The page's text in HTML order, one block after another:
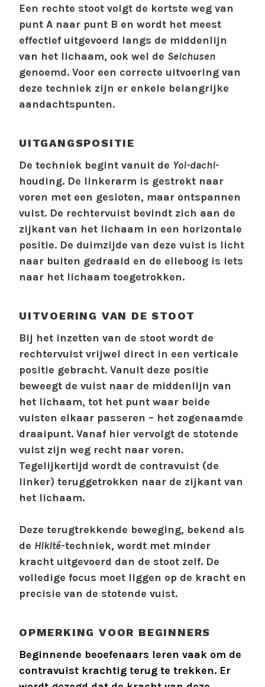
Een rechte stoot volgt de kortste weg van
punt A naar punt B en wordt het meest
effectief uitgevoerd langs de middenlijn
van het lichaam, ook wel de Seichusen
genoemd. Voor een correcte uitvoering van
deze techniek zijn er enkele belangrijke
aandachtspunten.
UITGANGSPOSITIE
De techniek begint vanuit de Yoi-dachi-
houding. De linkerarm is gestrekt naar
voren met een gesloten, maar ontspannen
vuist. De rechtervuist bevindt zich aan de
zijkant van het lichaam in een horizontale
positie. De duimzijde van deze vuist is licht
naar buiten gedraaid en de elleboog is iets
naar het lichaam toegetrokken.
UITVOERING VAN DE STOOT
Bij het inzetten van de stoot wordt de
rechtervuist vrijwel direct in een verticale
positie gebracht. Vanuit deze positie
beweegt de vuist naar de middenlijn van
het lichaam, tot het punt waar beide
vuisten elkaar passeren – het zogenaamde
draaipunt. Vanaf hier vervolgt de stotende
vuist zijn weg recht naar voren.
Tegelijkertijd wordt de contravuist (de
linker) teruggetrokken naar de zijkant van
het lichaam.
Deze terugtrekkende beweging, bekend als
de Hikité-techniek, wordt met minder
kracht uitgevoerd dan de stoot zelf. De
volledige focus moet liggen op de kracht en
precisie van de stotende vuist.
OPMERKING VOOR BEGINNERS
Beginnende beoefenaars leren vaak om de
contravuist krachtig terug te trekken. Er